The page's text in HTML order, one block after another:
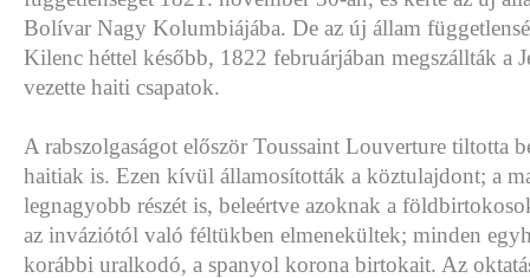
Bolívar Nagy Kolumbiájába. De az új állam
Kilenc héttel később, 1822 februárjában megszállták a
vezette haiti csapatok.
A rabszolgaságot először Toussaint Louverture tiltotta
haitiak is. Ezen kívül államosították a köztulajdont; a
legnagyobb részét is, beleértve azoknak a
az inváziótól való féltükben elmenekültek; minden
korábbi uralkodó, a spanyol korona birtokait. Az